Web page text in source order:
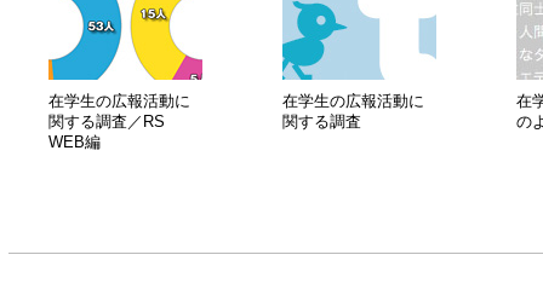
在学生の広報活動に
関する調査／RS
WEB編
在学生の広報活動に
関する調査
在
の